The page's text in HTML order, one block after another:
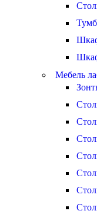
Мебель